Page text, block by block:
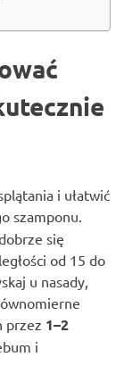
i ułatwić
szamponu.
się
od 15 do
u nasady,
przez 1–2
i